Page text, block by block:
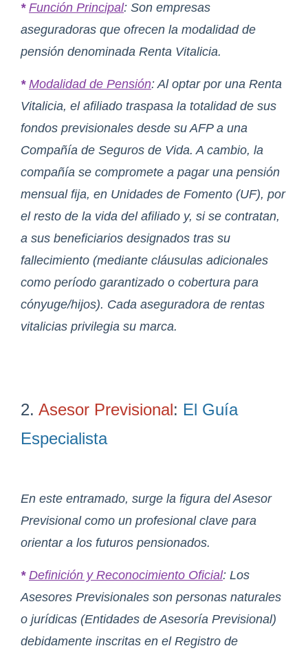
* Función Principal: Son empresas
aseguradoras que ofrecen la modalidad de
pensión denominada Renta Vitalicia.
* Modalidad de Pensión: Al optar por una Renta
Vitalicia, el afiliado traspasa la totalidad de sus
fondos previsionales desde su AFP a una
Compañía de Seguros de Vida. A cambio, la
compañía se compromete a pagar una pensión
mensual fija, en Unidades de Fomento (UF), por
el resto de la vida del afiliado y, si se contratan,
a sus beneficiarios designados tras su
fallecimiento (mediante cláusulas adicionales
como período garantizado o cobertura para
cónyuge/hijos). Cada aseguradora de rentas
vitalicias privilegia su marca.
2. Asesor Previsional: El Guía
Especialista
En este entramado, surge la figura del Asesor
Previsional como un profesional clave para
orientar a los futuros pensionados.
* Definición y Reconocimiento Oficial: Los
Asesores Previsionales son personas naturales
o jurídicas (Entidades de Asesoría Previsional)
debidamente inscritas en el Registro de